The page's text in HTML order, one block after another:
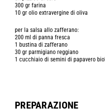
300 gr farina
10 gr olio extravergine di oliva
per la salsa allo zafferano:
200 ml di panna fresca
1 bustina di zafferano
30 gr parmigiano reggiano
1 cucchiaio di semini di papavero
PREPARAZIONE